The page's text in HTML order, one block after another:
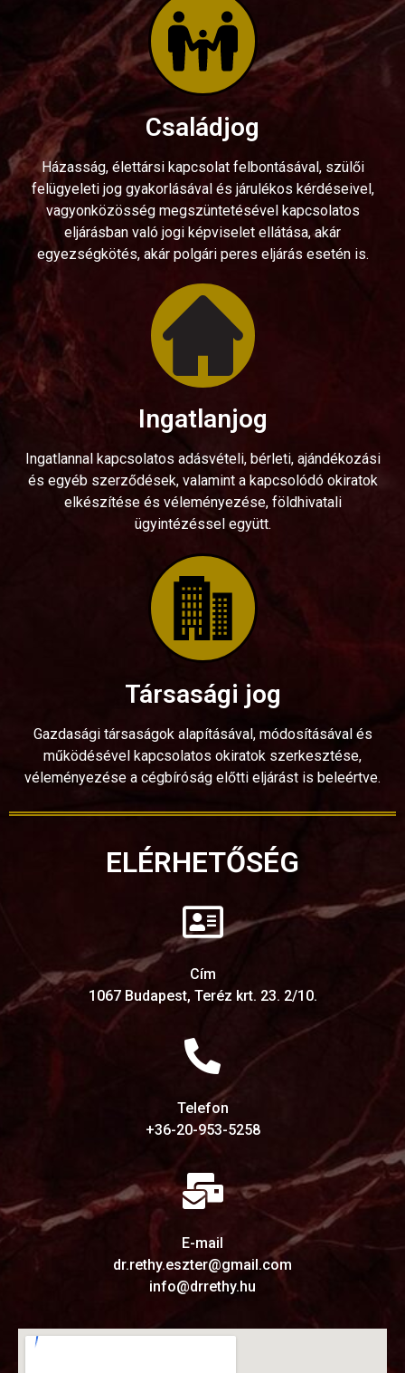
Családjog
Házasság, élettársi kapcsolat felbontásával, szülői
felügyeleti jog gyakorlásával és járulékos kérdéseivel,
vagyonközösség megszüntetésével kapcsolatos
eljárásban való jogi képviselet ellátása, akár
egyezségkötés, akár polgári peres eljárás esetén is.
Ingatlanjog
Ingatlannal kapcsolatos adásvételi, bérleti, ajándékozási
és egyéb szerződések, valamint a kapcsolódó okiratok
elkészítése és véleményezése, földhivatali
ügyintézéssel együtt.
Társasági jog
Gazdasági társaságok alapításával, módosításával és
működésével kapcsolatos okiratok szerkesztése,
véleményezése a cégbíróság előtti eljárást is beleértve.
ELÉRHETŐSÉG
Cím
1067 Budapest, Teréz krt. 23. 2/10.
Telefon
+36-20-953-5258
E-mail
dr.rethy.eszter@gmail.com
info@drrethy.hu